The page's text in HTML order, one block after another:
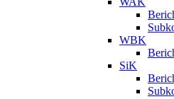
WBK
SiK